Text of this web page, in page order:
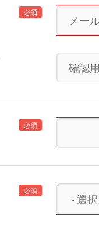
必須
必須
必須